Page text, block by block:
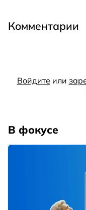
Комментарии
Войдите или
В фокусе